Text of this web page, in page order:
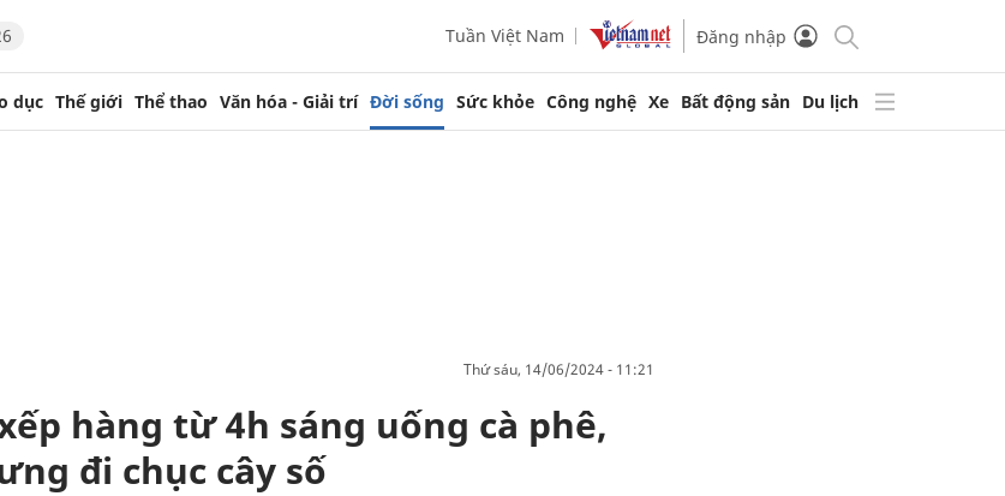
Tuần Việt Nam Đăng nhập
dục Thế giới Thể thao Văn hóa - Giải trí Đời sống Sức khỏe Công nghệ Xe Bất động sản Du lịch
thứ sáu, 14/06/2024 - 11:21
hàng từ 4h sáng uống cà phê,
đi chục cây số